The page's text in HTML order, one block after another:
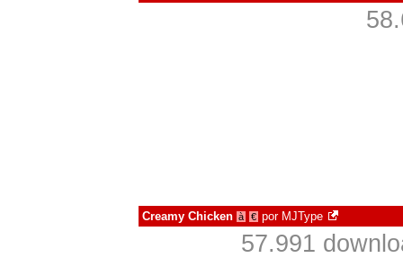
Creamy Chicken à € por MJType
57.991